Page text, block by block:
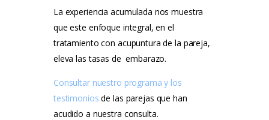
La experiencia acumulada nos muestra
que este enfoque integral, en el
tratamiento con acupuntura de la pareja,
eleva las tasas de embarazo.
Consultar nuestro programa y los
testimoniosde las parejas que han
acudido a nuestra consulta.